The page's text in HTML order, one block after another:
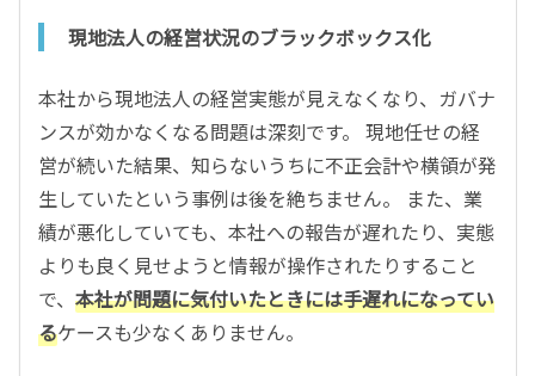
現地法人の経営状況のブラックボックス化
本社から現地法人の経営実態が見えなくなり、ガバナ
ンスが効かなくなる問題は深刻です。 現地任せの経
営が続いた結果、知らないうちに不正会計や横領が発
生していたという事例は後を絶ちません。 また、業
績が悪化していても、本社への報告が遅れたり、実態
よりも良く見せようと情報が操作されたりすること
で、 本社が問題に気付いたときには手遅れになってい
るケースも少なくありません。